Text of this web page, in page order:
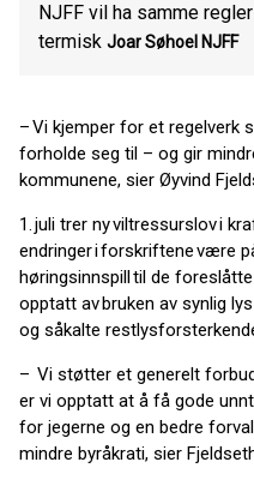
NJFF vil ha samme
termisk Joar Søhoel NJFF
– Vi kjemper for et regelverk
forholde seg til – og gir
kommunene, sier Øyvind
1. juli trer ny viltressurslov i
endringer i forskriftene være
høringsinnspill til de
opptatt av bruken av synlig lys
og såkalte
– Vi støtter et generelt
er vi opptatt at å få gode
for jegerne og en bedre
mindre byråkrati, sier